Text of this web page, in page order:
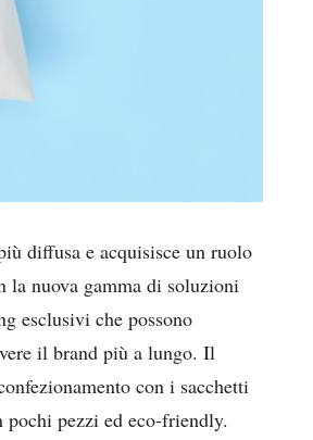
diffusa e acquisisce un ruolo
nuova gamma di soluzioni
esclusivi che possono
il brand più a lungo. Il
con i sacchetti
pezzi ed eco-friendly.